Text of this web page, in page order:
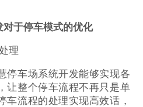
于停车模式的优化
理
停车场系统开发能够实现各
让整个停车流程不再只是单
车流程的处理实现高效话，